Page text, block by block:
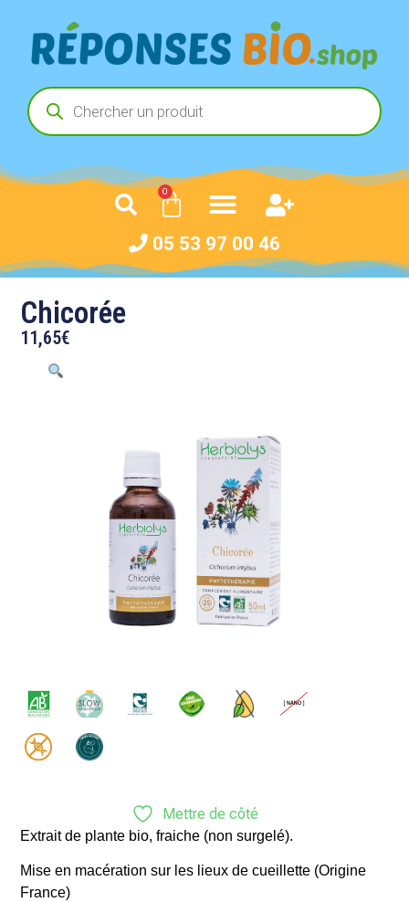
0
05 53 97 00 46
Chicorée
11,65€
Mettre de côté
Extrait de plante bio, fraiche (non surgelé).
Mise en macération sur les lieux de cueillette (Origine
France)